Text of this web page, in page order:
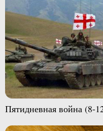
Пятидневная война (8-